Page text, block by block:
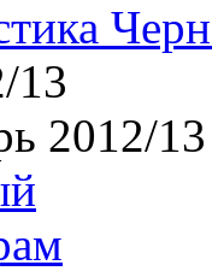
13
2012/13